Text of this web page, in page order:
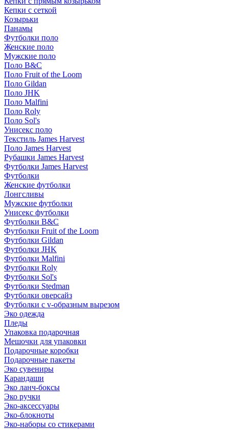
Кепки с сеткой
Козырьки
Панамы
Футболки поло
Женские поло
Мужские поло
Поло B&C
Поло Fruit of the Loom
Поло Gildan
Поло JHK
Поло Malfini
Поло Roly
Поло Sol's
Унисекс поло
Текстиль James Harvest
Поло James Harvest
Рубашки James Harvest
Футболки James Harvest
Футболки
Женские футболки
Лонгсливы
Мужские футболки
Унисекс футболки
Футболки B&C
Футболки Fruit of the Loom
Футболки Gildan
Футболки JHK
Футболки Malfini
Футболки Roly
Футболки Sol's
Футболки Stedman
Футболки оверсайз
Футболки с v-образным вырезом
Эко одежда
Пледы
Упаковка подарочная
Мешочки для упаковки
Подарочные коробки
Подарочные пакеты
Эко сувениры
Карандаши
Эко ланч-боксы
Эко ручки
Эко-аксессуары
Эко-блокноты
Эко-наборы со стикерами